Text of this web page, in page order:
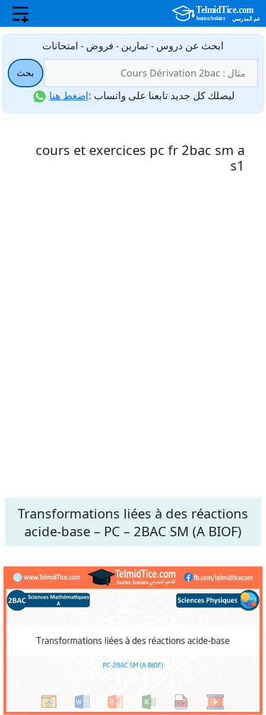
انتقل
المحتوى
ابحث عن دروس - تمارين - فروض - امتحانات
عن:
بحث
ليصلك كل جديد تابعنا على واتساب :اضغط هنا
cours et exercices pc fr 2bac sm a
s1
Transformations liées à des réactions
acide-base – PC – 2BAC SM (A BIOF)